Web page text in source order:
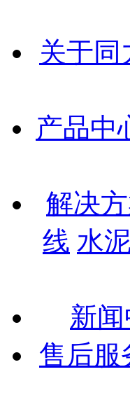
关于同
产品中
解决
线 水
新
售后服